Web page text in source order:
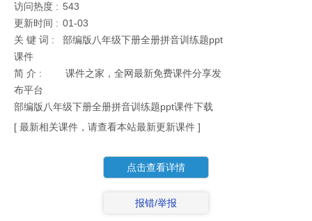
访问热度 : 543
更新时间 : 01-03
关 键 词 :
部编版八年级下册全册拼音训练题ppt
课件
简 介 :
课件之家，全网最新免费课件分享发
布平台
部编版八年级下册全册拼音训练题ppt课件下载
[ 最新相关课件，请查看本站最新更新课件 ]
点击查看详情
报错/举报